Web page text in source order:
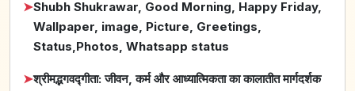
➤Shubh Shukrawar, Good Morning, Happy Friday,
Wallpaper, image, Picture, Greetings,
Status,Photos, Whatsapp status
➤श्रीमद्भगवद्गीता: जीवन, कर्म और आध्यात्मिकता का कालातीत मार्गदर्शक